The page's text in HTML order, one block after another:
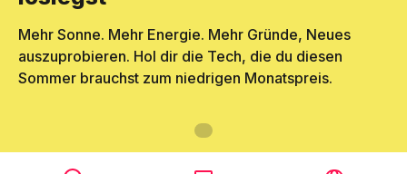
Mehr Sonne. Mehr Energie. Mehr Gründe, Neues
auszuprobieren. Hol dir die Tech, die du diesen
Sommer brauchst zum niedrigen Monatspreis.